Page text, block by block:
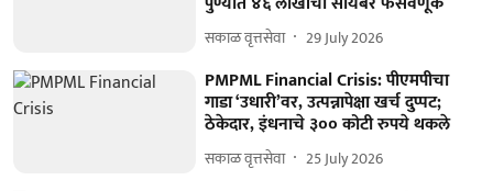
सकाळ वृत्तसेवा 29 July 2026
PMPML Financial Crisis: पीएमपीचा
गाडा ‘उधारी’वर, उत्पन्नापेक्षा खर्च दुप्पट;
ठेकेदार, इंधनाचे ३०० कोटी रुपये थकले
सकाळ वृत्तसेवा 25 July 2026